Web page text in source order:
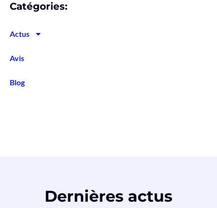
Catégories:
Actus
Avis
Blog
Dernières actus